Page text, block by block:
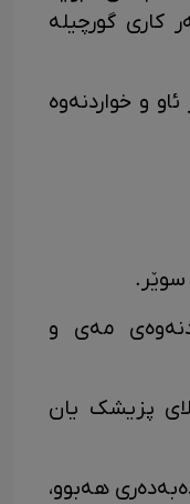
کاری گورچیلە
و خواردنەوە
سوێر.
مەی و
پزیشک یان
هەبوو،